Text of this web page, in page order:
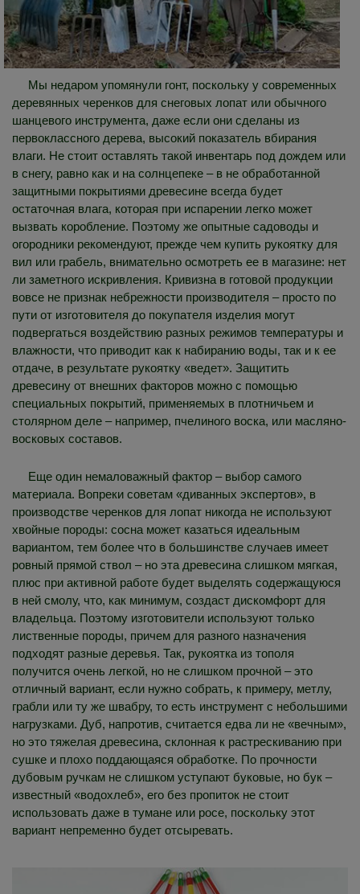
Мы недаром упомянули гонт, поскольку у современных
деревянных черенков для снеговых лопат или обычного
шанцевого инструмента, даже если они сделаны из
первоклассного дерева, высокий показатель вбирания
влаги. Не стоит оставлять такой инвентарь под дождем или
в снегу, равно как и на солнцепеке – в не обработанной
защитными покрытиями древесине всегда будет
остаточная влага, которая при испарении легко может
вызвать коробление. Поэтому же опытные садоводы и
огородники рекомендуют, прежде чем купить рукоятку для
вил или грабель, внимательно осмотреть ее в магазине: нет
ли заметного искривления. Кривизна в готовой продукции
вовсе не признак небрежности производителя – просто по
пути от изготовителя до покупателя изделия могут
подвергаться воздействию разных режимов температуры и
влажности, что приводит как к набиранию воды, так и к ее
отдаче, в результате рукоятку «ведет». Защитить
древесину от внешних факторов можно с помощью
специальных покрытий, применяемых в плотничьем и
столярном деле – например, пчелиного воска, или масляно-
восковых составов.
Еще один немаловажный фактор – выбор самого
материала. Вопреки советам «диванных экспертов», в
производстве черенков для лопат никогда не используют
хвойные породы: сосна может казаться идеальным
вариантом, тем более что в большинстве случаев имеет
ровный прямой ствол – но эта древесина слишком мягкая,
плюс при активной работе будет выделять содержащуюся
в ней смолу, что, как минимум, создаст дискомфорт для
владельца. Поэтому изготовители используют только
лиственные породы, причем для разного назначения
подходят разные деревья. Так, рукоятка из тополя
получится очень легкой, но не слишком прочной – это
отличный вариант, если нужно собрать, к примеру, метлу,
грабли или ту же швабру, то есть инструмент с небольшими
нагрузками. Дуб, напротив, считается едва ли не «вечным»,
но это тяжелая древесина, склонная к растрескиванию при
сушке и плохо поддающаяся обработке. По прочности
дубовым ручкам не слишком уступают буковые, но бук –
известный «водохлеб», его без пропиток не стоит
использовать даже в тумане или росе, поскольку этот
вариант непременно будет отсыревать.